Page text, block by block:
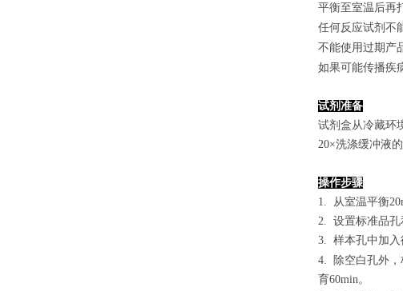
平衡至室温后再
任何反应试剂不
不能使用过期产
如果可能传播疾
试剂准备
试剂盒从冷藏环
20×洗涤缓冲液
操作步骤
1. 从室温平衡
2. 设置标准品孔
3. 样本孔中 加 入
4.
除空白孔外
育60min。